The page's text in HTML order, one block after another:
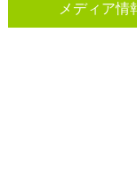
メディア情